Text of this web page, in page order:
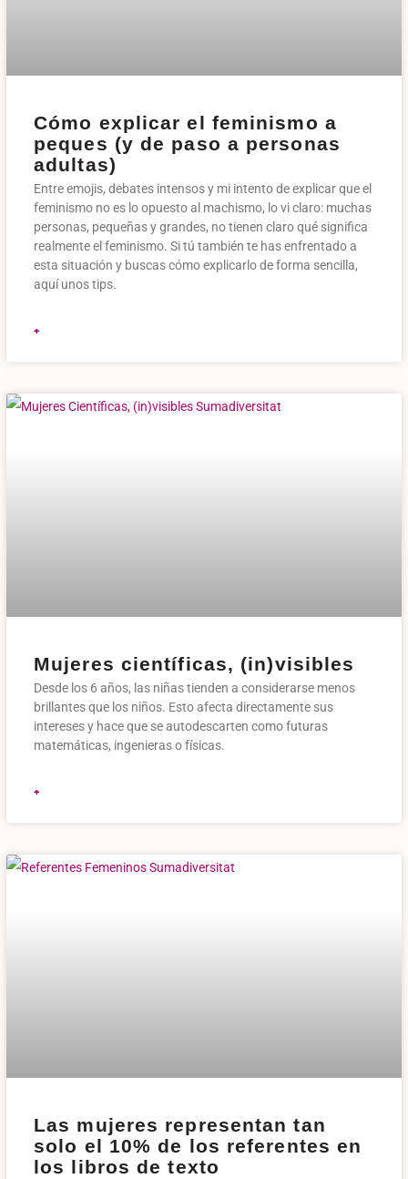
Cómo explicar el feminismo a
peques (y de paso a personas
adultas)
Entre emojis, debates intensos y mi intento de explicar que el
feminismo no es lo opuesto al machismo, lo vi claro: muchas
personas, pequeñas y grandes, no tienen claro qué significa
realmente el feminismo. Si tú también te has enfrentado a
esta situación y buscas cómo explicarlo de forma sencilla,
aquí unos tips.
+
Mujeres científicas, (in)visibles
Desde los 6 años, las niñas tienden a considerarse menos
brillantes que los niños. Esto afecta directamente sus
intereses y hace que se autodescarten como futuras
matemáticas, ingenieras o físicas.
+
Las mujeres representan tan
solo el 10% de los referentes en
los libros de texto